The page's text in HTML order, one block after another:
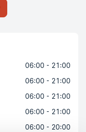
06:00 - 21:00
06:00 - 21:00
06:00 - 21:00
06:00 - 21:00
06:00 - 20:00